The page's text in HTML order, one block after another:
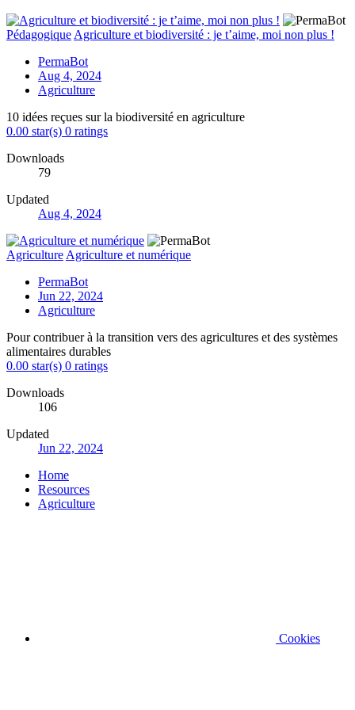
Pédagogique Agriculture et biodiversité : je t’aime, moi non plus !
PermaBot
Aug 4, 2024
Agriculture
10 idées reçues sur la biodiversité en agriculture
0.00 star(s) 0 ratings
Downloads
79
Updated
Aug 4, 2024
Agriculture Agriculture et numérique
PermaBot
Jun 22, 2024
Agriculture
Pour contribuer à la transition vers des agricultures et des systèmes
alimentaires durables
0.00 star(s) 0 ratings
Downloads
106
Updated
Jun 22, 2024
Home
Resources
Agriculture
Cookies